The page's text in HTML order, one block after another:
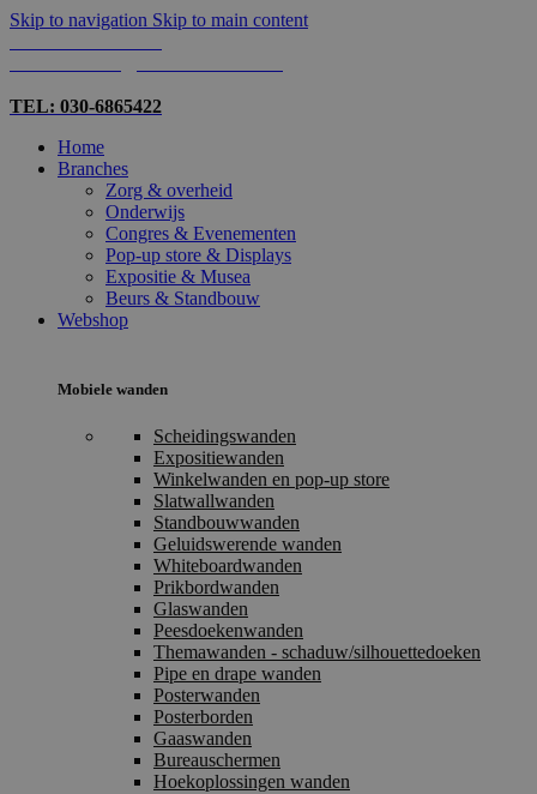
Skip to navigation Skip to main content
TEL: 030-6865422
Home
Branches
Zorg & overheid
Onderwijs
Congres & Evenementen
Pop-up store & Displays
Expositie & Musea
Beurs & Standbouw
Webshop
Mobiele wanden
Scheidingswanden
Expositiewanden
Winkelwanden en pop-up store
Slatwallwanden
Standbouwwanden
Geluidswerende wanden
Whiteboardwanden
Prikbordwanden
Glaswanden
Peesdoekenwanden
Themawanden - schaduw/silhouettedoeken
Pipe en drape wanden
Posterwanden
Posterborden
Gaaswanden
Bureauschermen
Hoekoplossingen wanden